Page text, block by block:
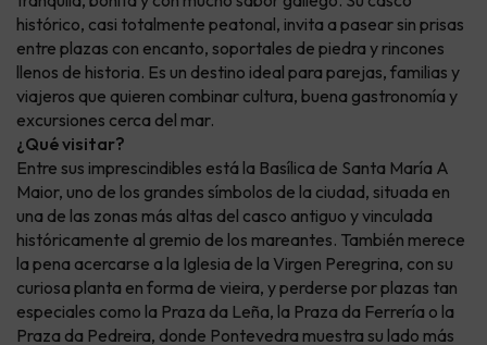
histórico, casi totalmente peatonal, invita a pasear sin prisas
entre plazas con encanto, soportales de piedra y rincones
llenos de historia. Es un destino ideal para parejas, familias y
viajeros que quieren combinar cultura, buena gastronomía y
excursiones cerca del mar.
¿Qué visitar?
Entre sus imprescindibles está la Basílica de Santa María A
Maior, uno de los grandes símbolos de la ciudad, situada en
una de las zonas más altas del casco antiguo y vinculada
históricamente al gremio de los mareantes. También merece
la pena acercarse a la Iglesia de la Virgen Peregrina, con su
curiosa planta en forma de vieira, y perderse por plazas tan
especiales como la Praza da Leña, la Praza da Ferrería o la
Praza da Pedreira, donde Pontevedra muestra su lado más